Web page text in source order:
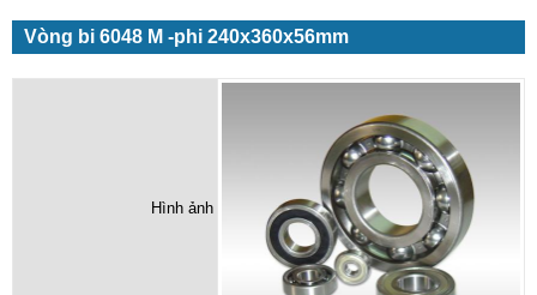
Vòng bi 6048 M -phi 240x360x56mm
Hình ảnh